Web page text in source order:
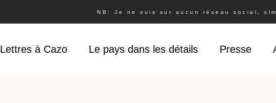
NB: Je ne suis sur aucun réseau social,
Lettres à Cazo Le pays dans les détails Presse